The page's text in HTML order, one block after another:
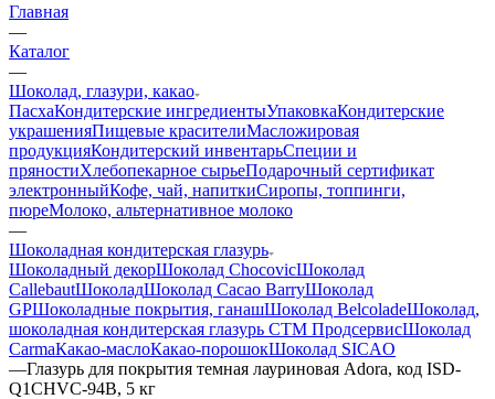
Главная
—
Каталог
—
Шоколад, глазури, какао
ПасхаКондитерские ингредиентыУпаковкаКондитерские
украшенияПищевые красителиМасложировая
продукцияКондитерский инвентарьСпеции и
пряностиХлебопекарное сырьеПодарочный сертификат
электронныйКофе, чай, напиткиСиропы, топпинги,
пюреМолоко, альтернативное молоко
—
Шоколадная кондитерская глазурь
Шоколадный декорШоколад ChocovicШоколад
CallebautШоколадШоколад Cacao BarryШоколад
GPШоколадные покрытия, ганашШоколад BelcoladeШоколад,
шоколадная кондитерская глазурь СТМ ПродсервисШоколад
CarmaКакао-маслоКакао-порошокШоколад SICAO
—Глазурь для покрытия темная лауриновая Adora, код ISD-
Q1CHVC-94B, 5 кг